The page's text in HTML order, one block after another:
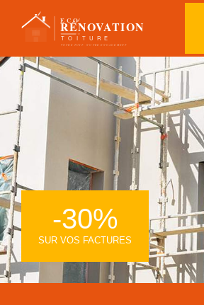
-30%
SUR VOS FACTURES